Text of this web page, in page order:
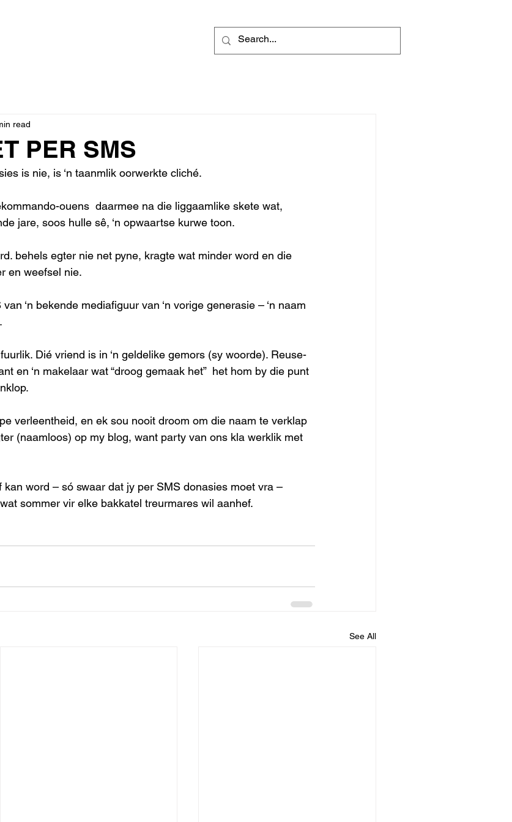
PER SMS
read
is nie, is ‘n taanmlik oorwerkte cliché.
ouens  daarmee na die liggaamlike skete wat,
jare, soos hulle sê, ‘n opwaartse kurwe toon.
behels egter nie net pyne, kragte wat minder word en die
en weefsel nie.
‘n bekende mediafiguur van ‘n vorige generasie – ‘n naam
Dié vriend is in ‘n geldelike gemors (sy woorde). Reuse-
en ‘n makelaar wat “droog gemaak het”  het hom by die punt
verleentheid, en ek sou nooit droom om die naam te verklap
(naamloos) op my blog, want party van ons kla werklik met
kan word – só swaar dat jy per SMS donasies moet vra –
sommer vir elke bakkatel treurmares wil aanhef.
See All